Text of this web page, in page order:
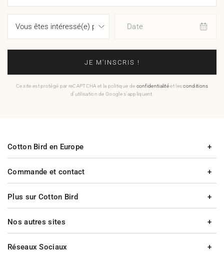
Date
JE M'INSCRIS !
Ce site est protégé par reCAPTCHA et la politique de confidentialitéet lesconditions
d'utilisation de Google s'appliquent.
Commande et contact
Plus sur Cotton Bird
Cotton Bird en Europe
Nos autres sites
Réseaux Sociaux